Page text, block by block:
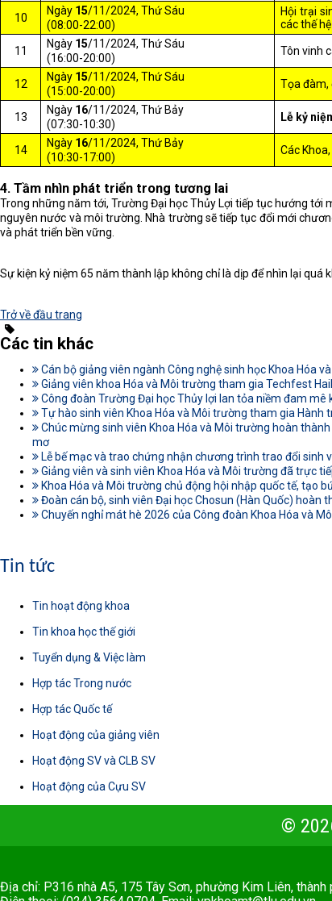
10
Ngày 15/11/2024, Thứ Sáu
(08:00-22:00)
Hội trại
các thế
11
Ngày 15/11/2024, Thứ Sáu
(16:00-20:00)
Tôn vinh
12
Ngày 15/11/2024, Thứ Sáu
(15:00-20:00)
Tọa đàm,
13
Ngày 16/11/2024, Thứ Bảy
(07:30-10:30)
Lễ kỷ
14
Ngày 16/11/2024, Thứ Bảy
(10:30-17:00)
Các
4. Tầm nhìn phát triển trong tương lai
Trong những năm tới, Trường Đại học Thủy Lợi tiếp tục hướng tới
nguyên nước và môi trường. Nhà trường sẽ tiếp tục đổi mới
và phát triển bền vững.
Sự kiện kỷ niệm 65 năm thành lập không chỉ là dịp để nhìn lại
Trở về đầu trang
Các tin khác
Cán bộ giảng viên ngành Công nghệ sinh học Khoa Hóa
Giảng viên khoa Hóa và Môi trường tham gia Techfest
Công đoàn Trường Đại học Thủy lợi lan tỏa niềm đam
Tự hào sinh viên Khoa Hóa và Môi trường tham gia
Chúc mừng sinh viên Khoa Hóa và Môi trường hoàn
mơ
Lễ bế mạc và trao chứng nhận chương trình trao đổi sinh
Giảng viên và sinh viên Khoa Hóa và Môi trường đã trực
Khoa Hóa và Môi trường chủ động hội nhập quốc tế, tạo
Đoàn cán bộ, sinh viên Đại học Chosun (Hàn Quốc)
Chuyến nghỉ mát hè 2026 của Công đoàn Khoa Hóa và
Tin tức
Tin hoạt động khoa
Tin khoa học thế giới
Tuyển dụng & Việc làm
Hợp tác Trong nước
Hợp tác Quốc tế
Hoạt động của giảng viên
Hoạt động SV và CLB SV
Hoạt động của Cựu SV
©
Địa chỉ: P316 nhà A5, 175 Tây Sơn, phường Kim Liên, thành